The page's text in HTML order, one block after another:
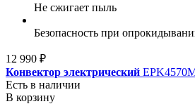
Не сжигает пыль
Безопасность при
12 990 ₽
Конвектор электрический
Есть в наличии
В корзину